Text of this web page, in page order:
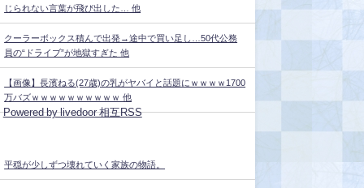
じられない言葉が飛び出した… 他
クーラーボックス積んで出発→途中で買い足し…50代公務
員の“ドライブ”が地獄すぎた 他
【画像】長濱ねる(27歳)の乳がヤバイと話題にｗｗｗｗ1700
万バズｗｗｗｗｗｗｗｗｗｗ 他
Powered by livedoor 相互RSS
平穏が少しずつ壊れていく家族の物語。